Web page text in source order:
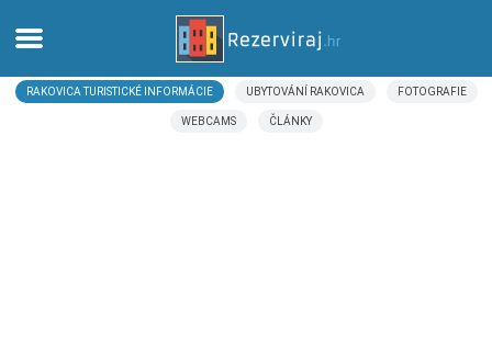
Domov
RAKOVICA TURISTICKÉ INFORMÁCIE UBYTOVÁNÍ RAKOVICA FOTOGRAFIE
WEBCAMS ČLÁNKY